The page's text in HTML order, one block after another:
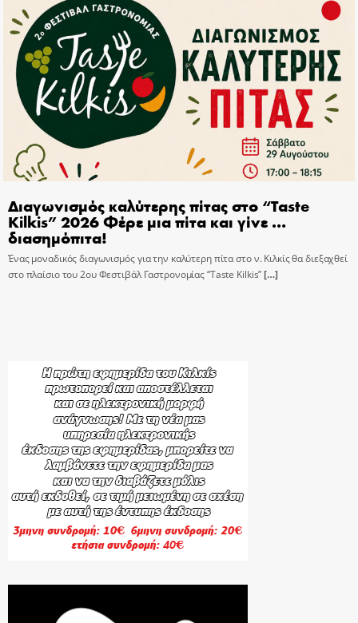
Διαγωνισμός καλύτερης πίτας στο “Taste
Kilkis” 2026 Φέρε μια πίτα και γίνε …
διασημόπιτα!
Ένας μοναδικός διαγωνισμός για την καλύτερη πίτα στο ν. Κιλκίς θα διεξαχθεί
στο πλαίσιο του 2ου Φεστιβάλ Γαστρονομίας “Taste Kilkis”[…]